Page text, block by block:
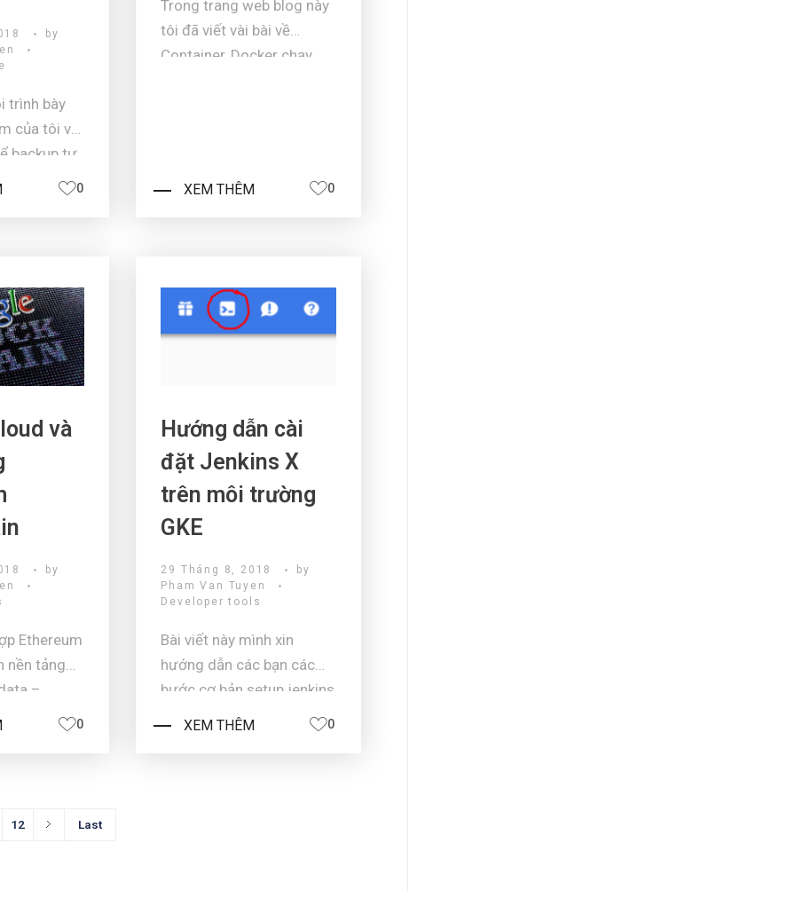
by
trình bày
của tôi về
backup tự
engine (
...
0
Trong trang web blog này
tôi đã viết vài bài về
Container, Docker chạy
nào có thể ngắt kết nối và
XEM THÊM 0
và
by
Ethereum
nền tảng
–
0
Hướng dẫn cài
đặt Jenkins X
trên môi trường
GKE
29 Tháng 8, 2018
by
Pham Van Tuyen
Developer tools
Bài viết này mình xin
hướng dẫn các bạn các
bước cơ bản setup jenkins
X trên Google Kubernetes
XEM THÊM 0
12 Last